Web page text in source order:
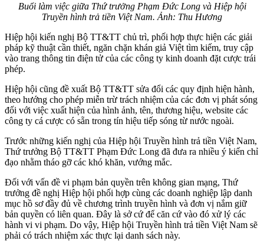
Buổi làm việc giữa Thứ trưởng Phạm Đức Long và Hiệp hội
Truyền hình trả tiền Việt Nam. Ảnh: Thu Hương
Hiệp hội kiến nghị Bộ TT&TT chủ trì, phối hợp thực hiện các giải
pháp kỹ thuật cần thiết, ngăn chặn khán giả Việt tìm kiếm, truy cập
vào trang thông tin điện tử của các công ty kinh doanh đặt cược trái
phép.
Hiệp hội cũng đề xuất Bộ TT&TT sửa đổi các quy định hiện hành,
theo hướng cho phép miễn trừ trách nhiệm của các đơn vị phát sóng
đối với việc xuất hiện của hình ảnh, tên, thương hiệu, website các
công ty cá cược có sẵn trong tín hiệu tiếp sóng từ nước ngoài.
Trước những kiến nghị của Hiệp hội Truyền hình trả tiền Việt Nam,
Thứ trưởng Bộ TT&TT Phạm Đức Long đã đưa ra nhiều ý kiến chỉ
đạo nhằm tháo gỡ các khó khăn, vướng mắc.
Đối với vấn đề vi phạm bản quyền trên không gian mạng, Thứ
trưởng đề nghị Hiệp hội phối hợp cùng các doanh nghiệp lập danh
mục hồ sơ đầy đủ về chương trình truyền hình và đơn vị nắm giữ
bản quyền có liên quan. Đây là sở cứ để căn cứ vào đó xử lý các
hành vi vi phạm. Do vậy, Hiệp hội Truyền hình trả tiền Việt Nam sẽ
phải có trách nhiệm xác thực lại danh sách này.